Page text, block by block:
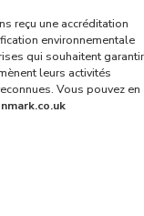
reçu une accréditation
environnementale
qui souhaitent garantir
leurs activités
Vous pouvez en